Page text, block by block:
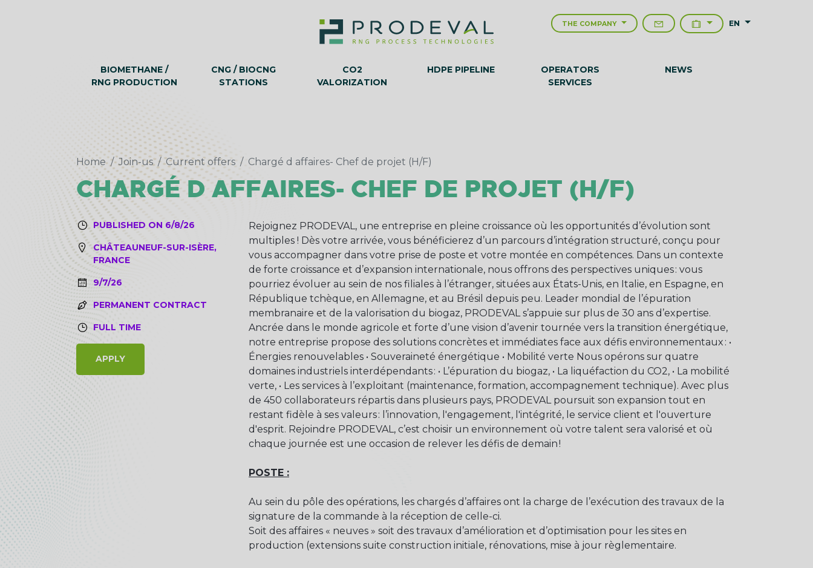
THE COMPANY EN
BIOMETHANE /
RNG PRODUCTION
CNG / BIOCNG
STATIONS
CO2
VALORIZATION
HDPE PIPELINE
OPERATORS
SERVICES
NEWS
Home Join-us Current offers Chargé d affaires- Chef de projet (H/F)
CHARGÉ D AFFAIRES- CHEF DE PROJET (H/F)
PUBLISHED ON 6/8/26
CHÂTEAUNEUF-SUR-ISÈRE,
FRANCE
9/7/26
PERMANENT CONTRACT
FULL TIME
APPLY
Rejoignez PRODEVAL, une entreprise en pleine croissance où les opportunités d’évolution sont
multiples ! Dès votre arrivée, vous bénéficierez d’un parcours d’intégration structuré, conçu pour
vous accompagner dans votre prise de poste et votre montée en compétences. Dans un contexte
de forte croissance et d’expansion internationale, nous offrons des perspectives uniques : vous
pourriez évoluer au sein de nos filiales à l’étranger, situées aux États-Unis, en Italie, en Espagne, en
République tchèque, en Allemagne, et au Brésil depuis peu. Leader mondial de l’épuration
membranaire et de la valorisation du biogaz, PRODEVAL s’appuie sur plus de 30 ans d’expertise.
Ancrée dans le monde agricole et forte d’une vision d’avenir tournée vers la transition énergétique,
notre entreprise propose des solutions concrètes et immédiates face aux défis environnementaux : •
Énergies renouvelables • Souveraineté énergétique • Mobilité verte Nous opérons sur quatre
domaines industriels interdépendants : • L’épuration du biogaz, • La liquéfaction du CO2, • La mobilité
verte, • Les services à l’exploitant (maintenance, formation, accompagnement technique). Avec plus
de 450 collaborateurs répartis dans plusieurs pays, PRODEVAL poursuit son expansion tout en
restant fidèle à ses valeurs : l’innovation, l'engagement, l'intégrité, le service client et l'ouverture
d'esprit. Rejoindre PRODEVAL, c’est choisir un environnement où votre talent sera valorisé et où
chaque journée est une occasion de relever les défis de demain !
POSTE :
Au sein du pôle des opérations, les chargés d’affaires ont la charge de l’exécution des travaux de la
signature de la commande à la réception de celle-ci.
Soit des affaires « neuves » soit des travaux d’amélioration et d’optimisation pour les sites en
production (extensions suite construction initiale, rénovations, mise à jour règlementaire.